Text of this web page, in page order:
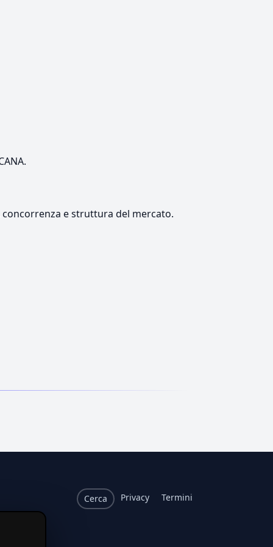
e struttura del mercato.
Cerca Privacy Termini